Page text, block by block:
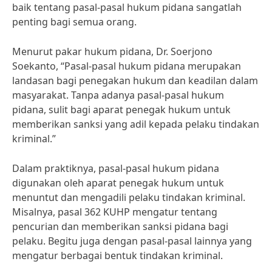
baik tentang pasal-pasal hukum pidana sangatlah
penting bagi semua orang.
Menurut pakar hukum pidana, Dr. Soerjono
Soekanto, “Pasal-pasal hukum pidana merupakan
landasan bagi penegakan hukum dan keadilan dalam
masyarakat. Tanpa adanya pasal-pasal hukum
pidana, sulit bagi aparat penegak hukum untuk
memberikan sanksi yang adil kepada pelaku tindakan
kriminal.”
Dalam praktiknya, pasal-pasal hukum pidana
digunakan oleh aparat penegak hukum untuk
menuntut dan mengadili pelaku tindakan kriminal.
Misalnya, pasal 362 KUHP mengatur tentang
pencurian dan memberikan sanksi pidana bagi
pelaku. Begitu juga dengan pasal-pasal lainnya yang
mengatur berbagai bentuk tindakan kriminal.